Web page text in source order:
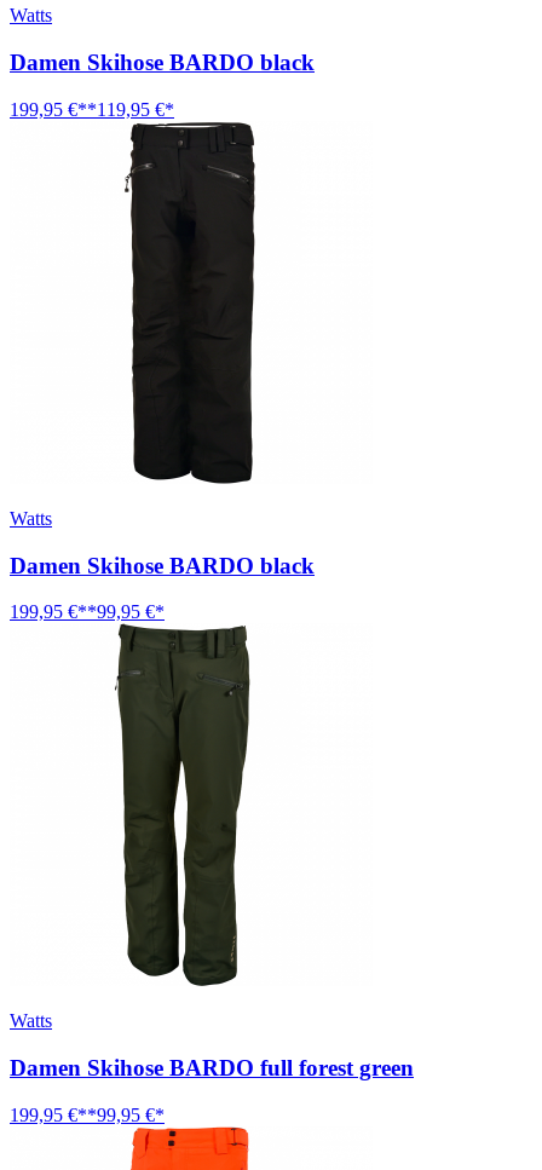
Watts
Damen Skihose BARDO black
199,95 €**119,95 €*
Watts
Damen Skihose BARDO black
199,95 €**99,95 €*
Watts
Damen Skihose BARDO full forest green
199,95 €**99,95 €*